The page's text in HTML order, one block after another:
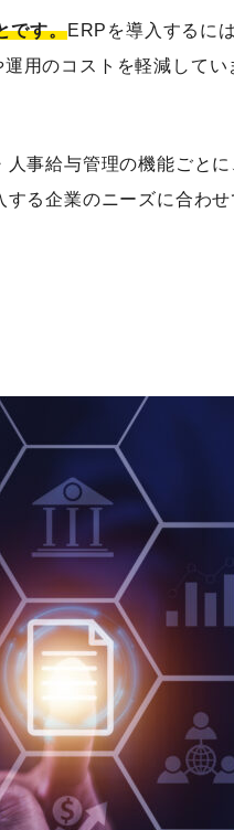
です。ERPを導入するに
用のコストを軽減してい
事給与管理の機能ごと
る企業のニーズに合わ